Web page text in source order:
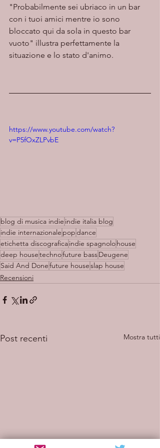
"Probabilmente sei ubriaco in un bar
con i tuoi amici mentre io sono
bloccato qui da sola in questo bar
vuoto" illustra perfettamente la
situazione e lo stato d'animo.
https://www.youtube.com/watch?
v=P5fOxZLPvbE
blog di musica indie indie italia blog
indie internazionale popdance
etichetta discograficaindie spagnolohouse
deep housetechnofuture bassDeugene
Said And Donefuture houseslap house
Recensioni
Post recenti Mostra tutti